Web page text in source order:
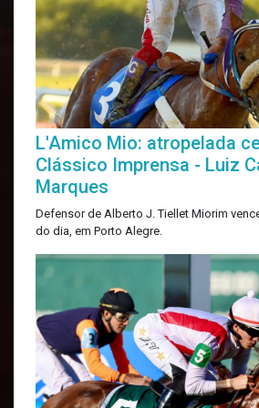
L'Amico Mio: atropelada
Clássico Imprensa - Luiz
Marques
Defensor de Alberto J. Tiellet Miorim
do dia, em Porto Alegre.